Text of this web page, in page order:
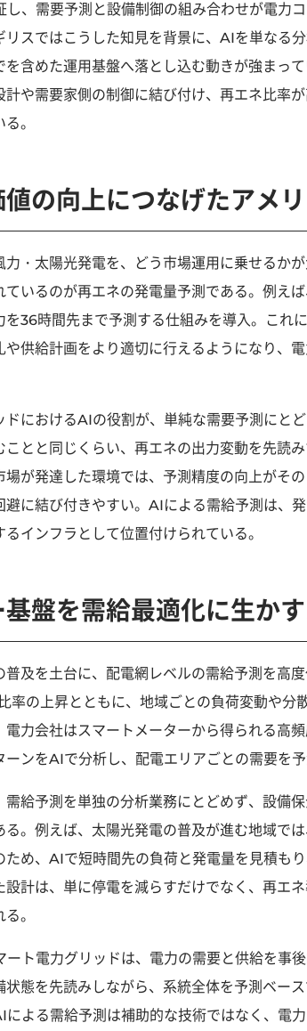
、需要予測と設備制御の組み合わせが電力
スではこうした知見を背景に、AIを単なる
含めた運用基盤へ落とし込む動きが強まっ
や需要家側の制御に結び付け、再エネ比率
。
の向上につなげたアメ
・太陽光発電を、どう市場運用に乗せるか
ているのが再エネの発電量予測である。例
36時間先まで予測する仕組みを導入。これ
供給計画をより適切に行えるようになり、
ドにおけるAIの役割が、単純な需要予測にと
とと同じくらい、再エネの出力変動を先読
場が発達した環境では、予測精度の向上がそ
に結び付きやすい。AIによる需給予測は、
インフラとして位置付けられている。
盤を需給最適化に生か
及を土台に、配電網レベルの需給予測を高
率の上昇とともに、地域ごとの負荷変動や分
力会社はスマートメーターから得られる高
ンをAIで分析し、配電エリアごとの需要を予
給予測を単独の分析業務にとどめず、設備
。例えば、太陽光発電の普及が進む地域で
め、AIで短時間先の負荷と発電量を見積も
計は、単に停電を減らすだけでなく、再エ
。
ト電力グリッドは、電力の需要と供給を事
態を先読みしながら、系統全体を予測ベー
よる需給予測は補助的な技術ではなく、電